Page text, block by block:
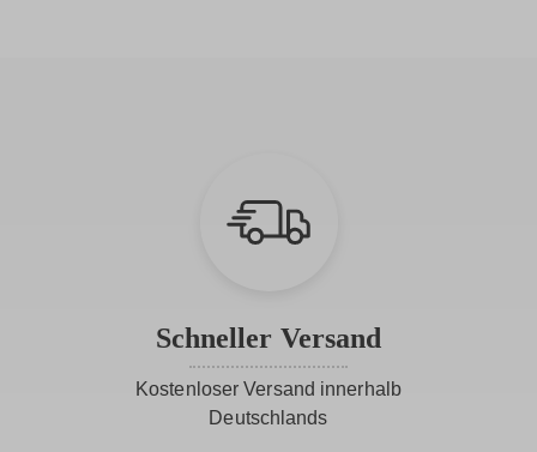
Schneller Versand
Kostenloser Versand innerhalb
Deutschlands